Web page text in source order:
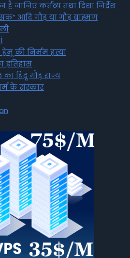
है जानिए कर्तव्य तथा दिशा निर्देश
आदि गौड़ या गौड़ ब्राह्मण
हेमू की निर्मम हत्या
इतिहास
हिंदू गौड़ राज्य
के संस्कार